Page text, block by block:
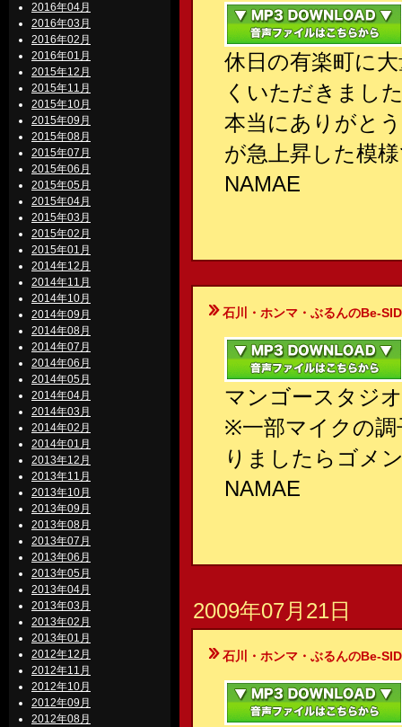
2016年04月
2016年03月
2016年02月
2016年01月
2015年12月
2015年11月
2015年10月
2015年09月
2015年08月
2015年07月
2015年06月
2015年05月
2015年04月
2015年03月
2015年02月
2015年01月
2014年12月
2014年11月
2014年10月
2014年09月
2014年08月
2014年07月
2014年06月
2014年05月
2014年04月
2014年03月
2014年02月
2014年01月
2013年12月
2013年11月
2013年10月
2013年09月
2013年08月
2013年07月
2013年06月
2013年05月
2013年04月
2013年03月
2013年02月
2013年01月
2012年12月
2012年11月
2012年10月
2012年09月
2012年08月
休日の有楽町に
くいただきまし
本当にありがと
が急上昇した模
NAMAE
石川・ホンマ・ぶるんのBe-
マンゴースタジ
※一部マイクの調
りましたらゴメ
NAMAE
2009年07月21日
石川・ホンマ・ぶるんのBe-